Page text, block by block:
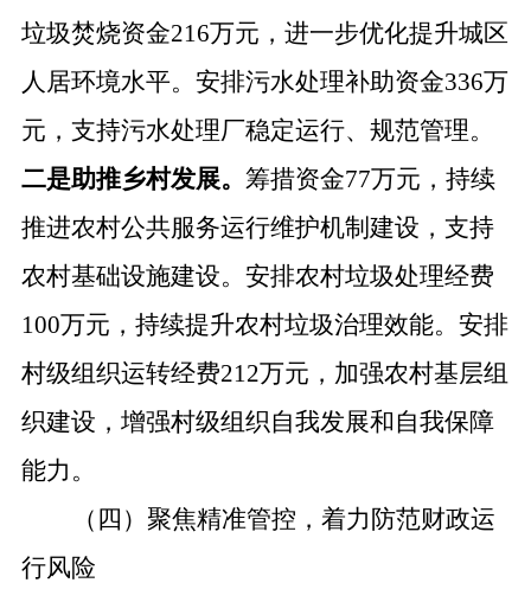
垃圾焚烧资金216万元， 进一步优化提升城区
人居环境水平。 安排污水处理补助资金336万
元，支持污水处理厂稳定运行、规范管理。
二是助推乡村发展。 筹措资金77万元，持续
推进农村公共服务运行维护机制建设，支持
农村基础设施建设。 安排农村垃圾处理经费
100万元，持续提升农村垃圾治理效能。 安排
村级组织运转经费212万元，加强农村基层组
织建设，增强村级组织自我发展和自我保障
能力。
（四）聚焦精准管控，着力防范财政运
行风险